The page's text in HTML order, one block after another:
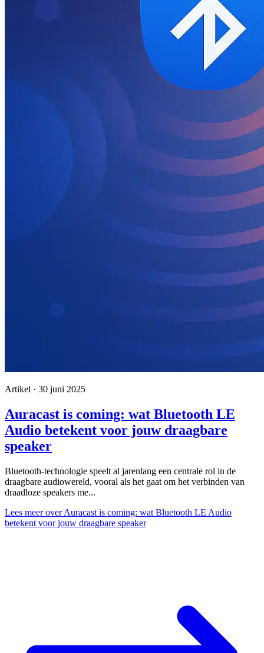
Artikel · 30 juni 2025
Auracast is coming: wat Bluetooth LE
Audio betekent voor jouw draagbare
speaker
Bluetooth-technologie speelt al jarenlang een centrale rol in de
draagbare audiowereld, vooral als het gaat om het verbinden van
draadloze speakers me...
Lees meerover Auracast is coming: wat Bluetooth LE Audio
betekent voor jouw draagbare speaker